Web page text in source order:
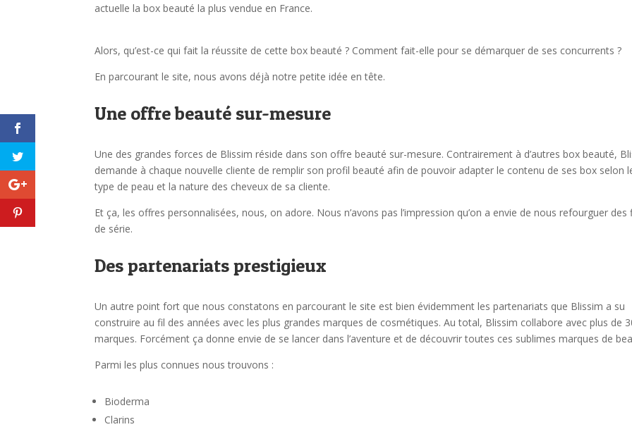
actuelle la box beauté la plus vendue en France.
Alors, qu’est-ce qui fait la réussite de cette box beauté ? Comment fait-elle pour se démarquer de ses concurrents ?
En parcourant le site, nous avons déjà notre petite idée en tête.
Une offre beauté sur-mesure
Une des grandes forces de Blissim réside dans son offre beauté sur-mesure. Contrairement à d’autres box beauté,
demande à chaque nouvelle cliente de remplir son profil beauté afin de pouvoir adapter le contenu de ses box selon
type de peau et la nature des cheveux de sa cliente.
Et ça, les offres personnalisées, nous, on adore. Nous n’avons pas l’impression qu’on a envie de nous refourguer des
de série.
Des partenariats prestigieux
Un autre point fort que nous constatons en parcourant le site est bien évidemment les partenariats que Blissim a su
construire au fil des années avec les plus grandes marques de cosmétiques. Au total, Blissim collabore avec plus de
marques. Forcément ça donne envie de se lancer dans l’aventure et de découvrir toutes ces sublimes marques de
Parmi les plus connues nous trouvons :
Bioderma
Clarins